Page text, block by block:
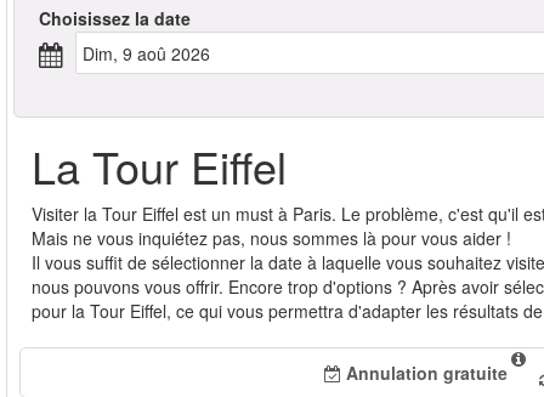
Choisissez la date
dim, 9 aoû 2026
La Tour Eiffel
Visiter la Tour Eiffel est un must à Paris. Le problème, c'est qu'il
Mais ne vous inquiétez pas, nous sommes là pour vous aider !
Il vous suffit de sélectionner la date à laquelle vous souhaitez
nous pouvons vous offrir. Encore trop d'options ? Après avoir
pour la Tour Eiffel, ce qui vous permettra d'adapter les résultats
Annulation gratuite